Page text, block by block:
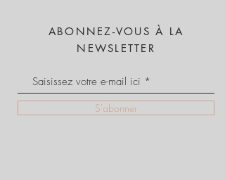
ABONNEZ-VOUS À LA
NEWSLETTER
S'abonner